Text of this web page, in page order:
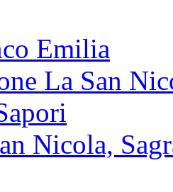
Emilia
La San
Nicola,